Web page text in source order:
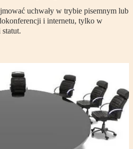
uchwały w trybie pisemnym lub
i internetu, tylko w